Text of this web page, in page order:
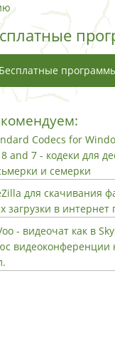
Бесплатные
Codecs for
8 and 7 - кодеки для
и семерки
для скачивания
загрузки в интернет
- видеочат как в
видеоконференции